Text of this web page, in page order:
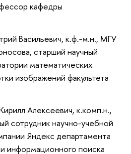
кафедры
Васильевич, к.ф.-м.н., МГУ
старший научный
математических
изображений факультета
Алексеевич, к.комп.н.,
сотрудник научно-учебной
Яндекс департамента
информационного поиска